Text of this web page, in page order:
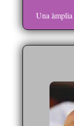
Una